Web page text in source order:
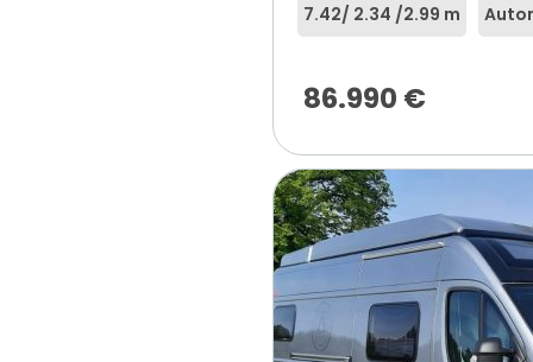
7.42/ 2.34 /2.99 m
86.990 €